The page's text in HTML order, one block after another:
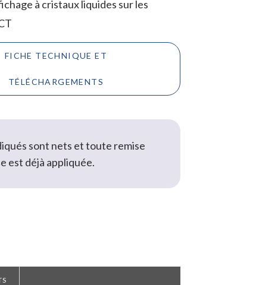
à cristaux liquides sur les
FICHE TECHNIQUE ET
TÉLÉCHARGEMENTS
sont nets et toute remise
est déjà appliquée.